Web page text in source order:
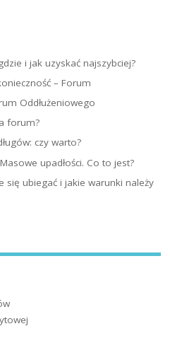
i jak uzyskać najszybciej?
– Forum
Oddłużeniowego
forum?
czy warto?
upadłości. Co to jest?
ubiegać i jakie warunki należy